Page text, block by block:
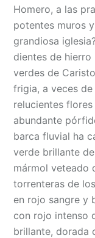
Homero, a las
potentes muros
grandiosa
dientes de
verdes de
frigia, a veces
relucientes
abundante
barca fluvial ha
verde brillante
mármol veteado
torrenteras de
en rojo sangre y
con rojo intenso
brillante, dorada